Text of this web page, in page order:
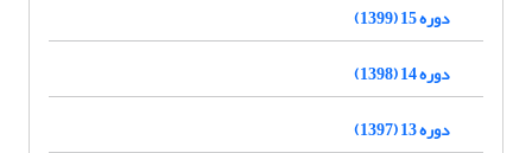
دوره 15 (1399)
دوره 14 (1398)
دوره 13 (1397)